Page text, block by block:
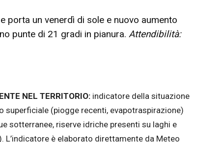
porta un venerdì di sole e nuovo aumento
punte di 21 gradi in pianura. Attendibilità:
NEL TERRITORIO: indicatore della situazione
(piogge recenti, evapotraspirazione)
sotterranee, riserve idriche presenti su laghi e
L’indicatore è elaborato direttamente da Meteo